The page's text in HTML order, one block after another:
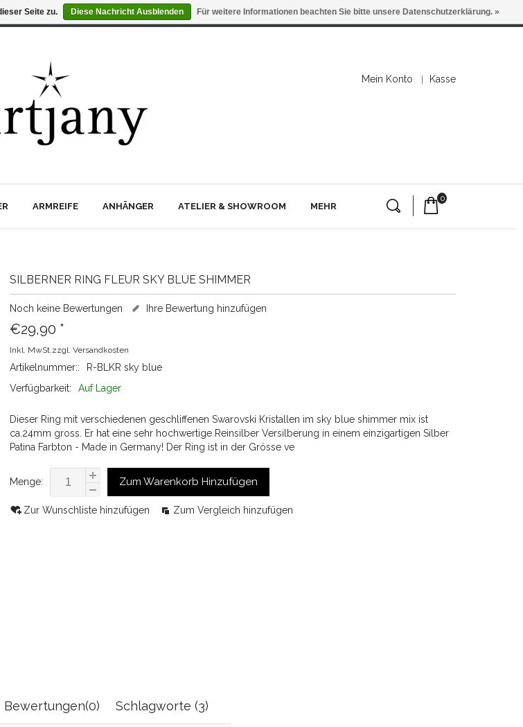
Mein Konto Kasse
ARMREIFE ANHÄNGER ATELIER & SHOWROOM MEHR
0
SILBERNER RING FLEUR SKY BLUE SHIMMER
Noch keine Bewertungen Ihre Bewertung hinzufügen
€29,90 *
Inkl. MwSt.zzgl. Versandkosten
Artikelnummer::
R-BLKR sky blue
Verfügbarkeit:
Auf Lager
Dieser Ring mit verschiedenen geschliffenen Swarovski Kristallen im sky blue shimmer mix ist
ca.24mm gross. Er hat eine sehr hochwertige Reinsilber Versilberung in einem einzigartigen Silber
Patina Farbton - Made in Germany! Der Ring ist in der Grösse ve
Menge: Zum Warenkorb Hinzufügen
Zur Wunschliste hinzufügen Zum Vergleich hinzufügen
Bewertungen(0) Schlagworte (3)
Seite zu. Diese Nachricht Ausblenden Für weitere Informationen beachten Sie bitte unsere Datenschutzerklärung. »